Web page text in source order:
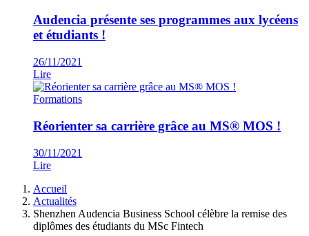
Audencia présente ses programmes aux lycéens
et étudiants !
26/11/2021
Lire
Formations
Réorienter sa carrière grâce au MS® MOS !
30/11/2021
Lire
d'Ariane
Accueil
Actualités
Shenzhen Audencia Business School célèbre la remise des
diplômes des étudiants du MSc Fintech